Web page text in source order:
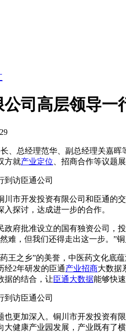
司高层领导一
、总经理范华、副总经理关嘉
方就产业定位 、招商合作等议题
市开发投资有限公司和臣通的
探讨，达成进一步的合作。
府批准设立的国有独资公司，
难，但我们还得走出这一步。”
王之乡”的美誉，中医药文化
经2年研发的臣通产业招商大数据
据的结合，让臣通大数据能够快
也更加深入。铜川市开发投资
健康产业园发展，产业既有了